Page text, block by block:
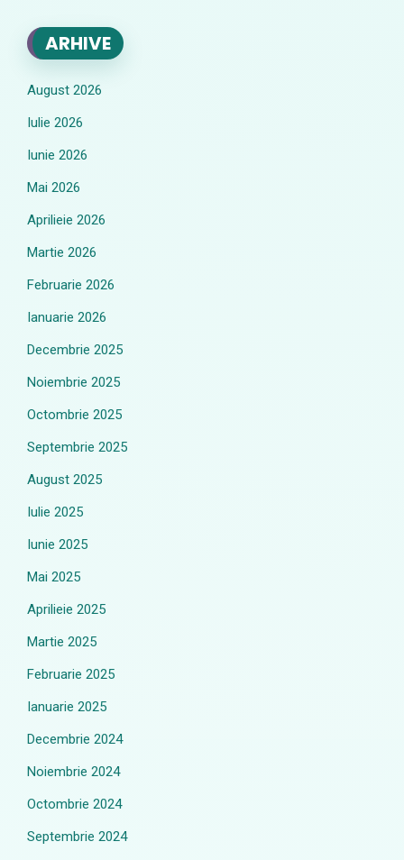
ARHIVE
August 2026
Iulie 2026
Iunie 2026
Mai 2026
Aprilieie 2026
Martie 2026
Februarie 2026
Ianuarie 2026
Decembrie 2025
Noiembrie 2025
Octombrie 2025
Septembrie 2025
August 2025
Iulie 2025
Iunie 2025
Mai 2025
Aprilieie 2025
Martie 2025
Februarie 2025
Ianuarie 2025
Decembrie 2024
Noiembrie 2024
Octombrie 2024
Septembrie 2024